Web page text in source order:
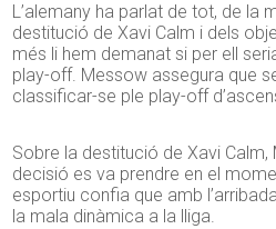
L’alemany ha parlat de tot, de la
destitució de Xavi Calm i dels
més li hem demanat si per ell
play-off. Messow assegura que
classificar-se ple play-off
Sobre la destitució de Xavi
decisió es va prendre en el
esportiu confia que amb
la mala dinàmica a la lliga.